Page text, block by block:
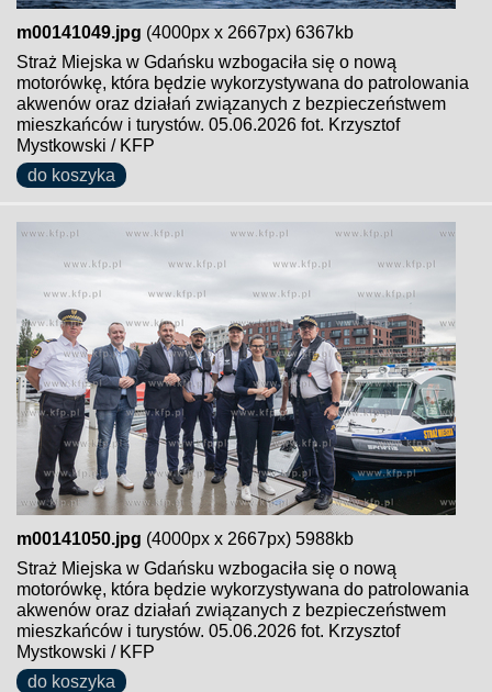
m00141049.jpg (4000px x 2667px) 6367kb
Straż Miejska w Gdańsku wzbogaciła się o nową
motorówkę, która będzie wykorzystywana do patrolowania
akwenów oraz działań związanych z bezpieczeństwem
mieszkańców i turystów. 05.06.2026 fot. Krzysztof
Mystkowski / KFP
do koszyka
m00141050.jpg (4000px x 2667px) 5988kb
Straż Miejska w Gdańsku wzbogaciła się o nową
motorówkę, która będzie wykorzystywana do patrolowania
akwenów oraz działań związanych z bezpieczeństwem
mieszkańców i turystów. 05.06.2026 fot. Krzysztof
Mystkowski / KFP
do koszyka